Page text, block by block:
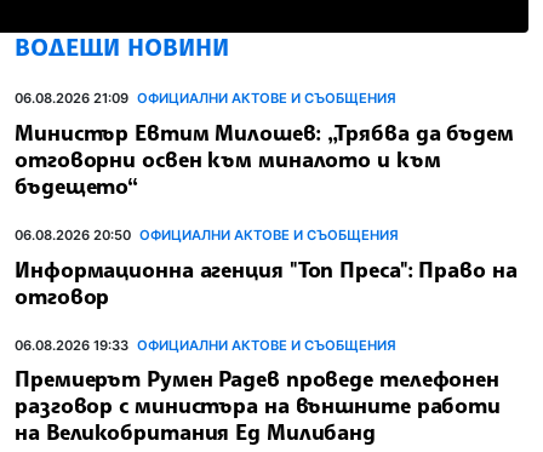
ВОДЕЩИ НОВИНИ
06.08.2026 21:09 ОФИЦИАЛНИ АКТОВЕ И СЪОБЩЕНИЯ
Министър Евтим Милошев: „Трябва да бъдем
отговорни освен към миналото и към
бъдещето“
06.08.2026 20:50 ОФИЦИАЛНИ АКТОВЕ И СЪОБЩЕНИЯ
Информационна агенция "Топ Преса": Право на
отговор
06.08.2026 19:33 ОФИЦИАЛНИ АКТОВЕ И СЪОБЩЕНИЯ
Премиерът Румен Радев проведе телефонен
разговор с министъра на външните работи
на Великобритания Ед Милибанд